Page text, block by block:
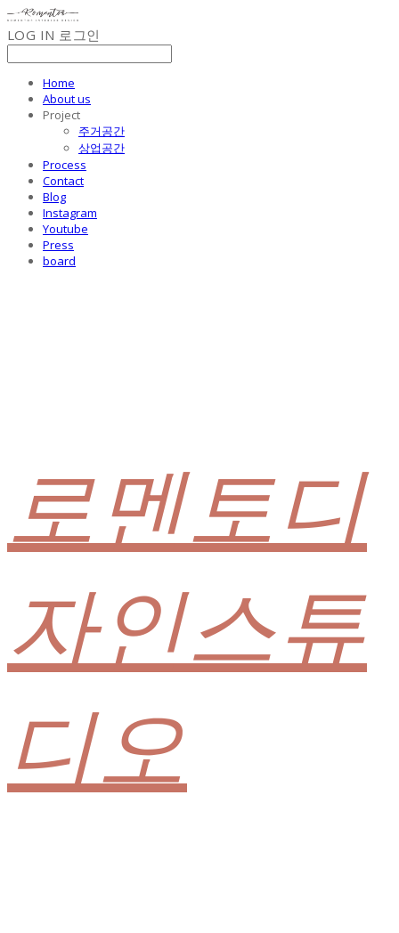
LOG IN 로그인
Home
About us
Project
주거공간
상업공간
Process
Contact
Blog
Instagram
Youtube
Press
board
로멘토디
자인스튜
디오